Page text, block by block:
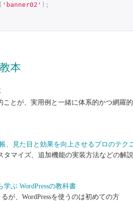
( 'banner02' );
本
ことが、実用例と一緒に体系的かつ網羅
、見た目と効果を向上させるプロのテク
マイズ、追加機能の実装方法などの解説
ぶ WordPressの教科書
が、WordPressを使うのは初めての方